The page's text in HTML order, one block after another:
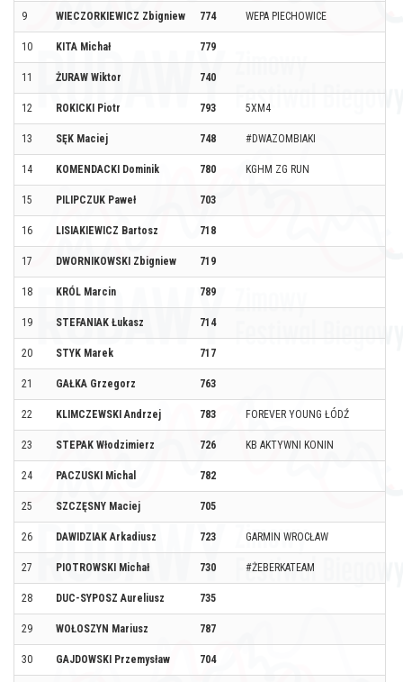
9 WIECZORKIEWICZ Zbigniew 774 WEPA PIECHOWICE
10 KITA Michał 779
11 ŻURAW Wiktor 740
12 ROKICKI Piotr 793 5XM4
13 SĘK Maciej 748 #DWAZOMBIAKI
14 KOMENDACKI Dominik 780 KGHM ZG RUN
15 PILIPCZUK Paweł 703
16 LISIAKIEWICZ Bartosz 718
17 DWORNIKOWSKI Zbigniew 719
18 KRÓL Marcin 789
19 STEFANIAK Łukasz 714
20 STYK Marek 717
21 GAŁKA Grzegorz 763
22 KLIMCZEWSKI Andrzej 783 FOREVER YOUNG ŁÓDŹ
23 STEPAK Włodzimierz 726 KB AKTYWNI KONIN
24 PACZUSKI Michal 782
25 SZCZĘSNY Maciej 705
26 DAWIDZIAK Arkadiusz 723 GARMIN WROCŁAW
27 PIOTROWSKI Michał 730 #ŻEBERKATEAM
28 DUC-SYPOSZ Aureliusz 735
29 WOŁOSZYN Mariusz 787
30 GAJDOWSKI Przemysław 704